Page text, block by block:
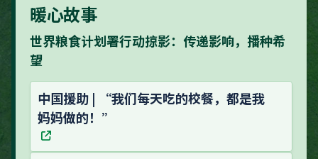
暖心故事
世界粮食计划署行动掠影：传递影响，播种希
望
中国援助 | “我们每天吃的校餐，都是我
妈妈做的！”